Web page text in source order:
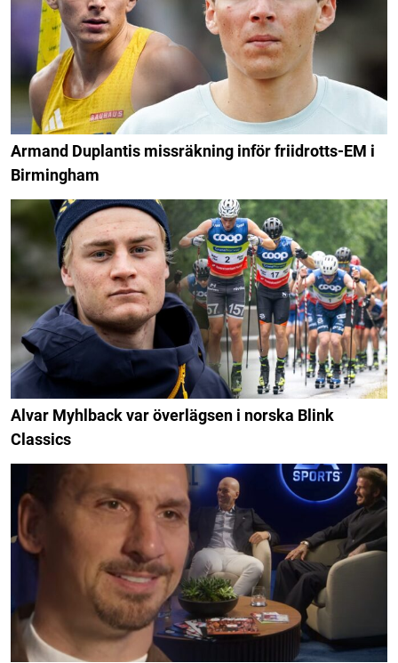
Armand Duplantis missräkning inför friidrotts-EM i
Birmingham
Alvar Myhlback var överlägsen i norska Blink
Classics